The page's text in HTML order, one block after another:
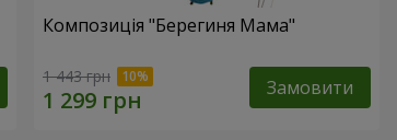
Композиція "Берегиня Мама"
1 443 грн Замовити